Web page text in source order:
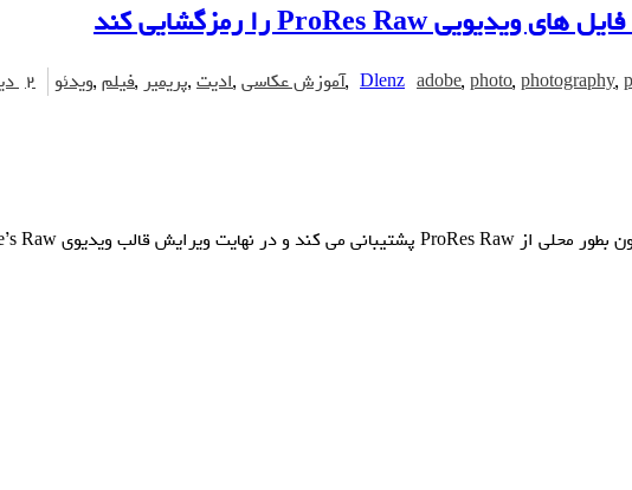
Dlenz adobe, photo, photography,
,آموزش عکاسی ,ادیت ,پریمیر ,فیلم ,ویدئو 2 دیدگاه ها